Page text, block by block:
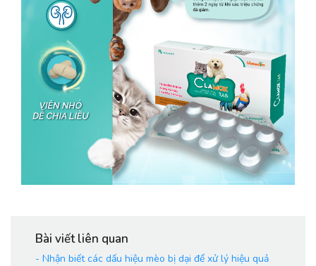
Bài viết liên quan
- Nhận biết các dấu hiệu mèo bị dại để xử lý hiệu quả